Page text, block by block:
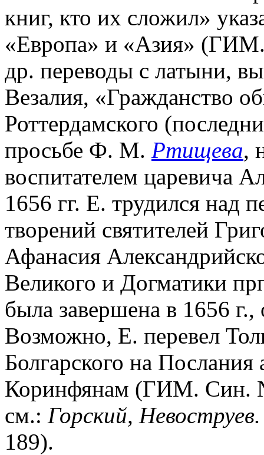
книг, кто их сложил»
«Европа» и «Азия»
др. переводы с латыни,
Везалия, «Гражданство
Роттердамского
просьбе Ф. М. Ртищева,
воспитателем царевича
1656 гг. Е. трудился над
творений святителей
Афанасия
Великого и Догматики
была завершена в 1656 г.,
Возможно, Е. перевел
Болгарского на
Коринфянам (ГИМ. Син.
см.: Горский, Невоструев.
189).